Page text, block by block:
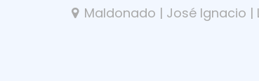
Maldonado | José Ignacio |